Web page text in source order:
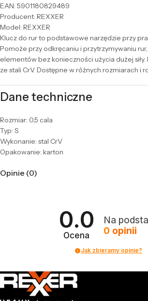
EAN: 5901180829489
Producent: REXXER
Model: REXXER
Klucz do rur to podstawowe narzędzie przy
Pomoże przy odkręcaniu i przytrzymywaniu rur,
elementów bez konieczności użycia dużej
ze stali CrV. Dostępne w różnych rozmiarach i
Dane techniczne
Rozmiar: 0,5 cala
Typ: S
Wykonanie: stal CrV
Opakowanie: karton
Opinie (0)
0.0
Ocena
Na
0 opinii
Jak zbieramy opinie?